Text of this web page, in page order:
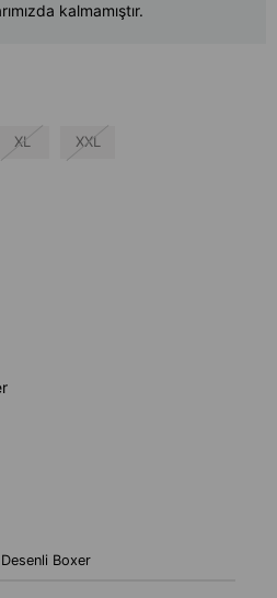
kalmamıştır.
XL XXL
Boxer